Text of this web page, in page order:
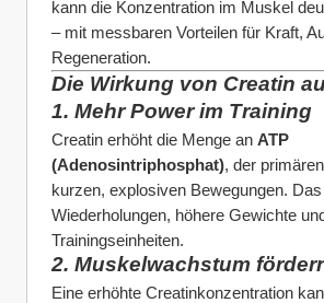
kann die Konzentration im Muskel
– mit messbaren Vorteilen für Kraft,
Regeneration.
Die Wirkung von Creatin
1. Mehr Power im Training
Creatin erhöht die Menge an ATP
(Adenosintriphosphat), der
kurzen, explosiven Bewegungen.
Wiederholungen, höhere Gewichte
Trainingseinheiten.
2. Muskelwachstum
Eine erhöhte Creatinkonzentration